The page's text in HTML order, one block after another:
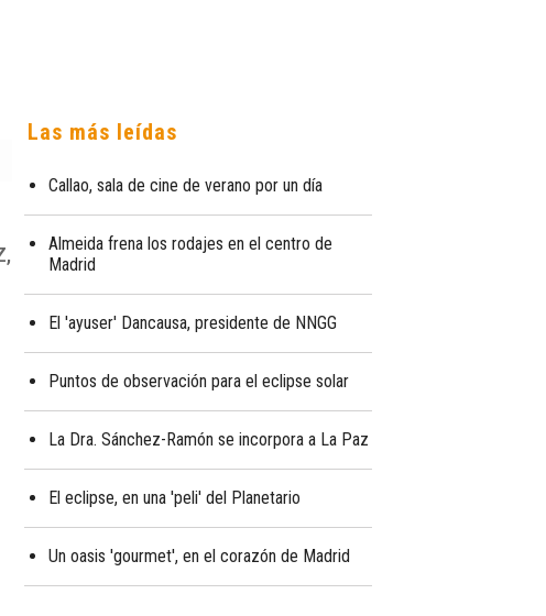
Las más leídas
Callao, sala de cine de verano por un día
Almeida frena los rodajes en el centro de
Madrid
El 'ayuser' Dancausa, presidente de NNGG
Puntos de observación para el eclipse solar
La Dra. Sánchez-Ramón se incorpora a La Paz
El eclipse, en una 'peli' del Planetario
Un oasis 'gourmet', en el corazón de Madrid